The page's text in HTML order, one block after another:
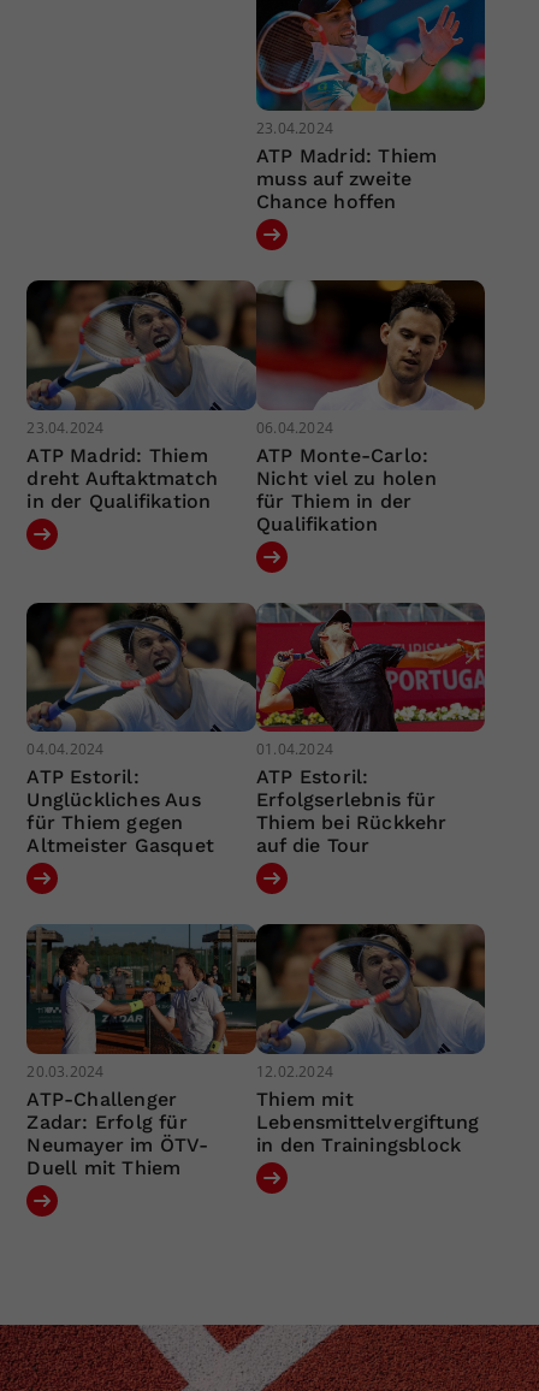
23.04.2024
ATP Madrid: Thiem
muss auf zweite
Chance hoffen
23.04.2024
ATP Madrid: Thiem
dreht Auftaktmatch
in der Qualifikation
06.04.2024
ATP Monte-Carlo:
Nicht viel zu holen
für Thiem in der
Qualifikation
04.04.2024
ATP Estoril:
Unglückliches Aus
für Thiem gegen
Altmeister Gasquet
01.04.2024
ATP Estoril:
Erfolgserlebnis für
Thiem bei Rückkehr
auf die Tour
20.03.2024
ATP-Challenger
Zadar: Erfolg für
Neumayer im ÖTV-
Duell mit Thiem
12.02.2024
Thiem mit
Lebensmittelvergiftung
in den Trainingsblock